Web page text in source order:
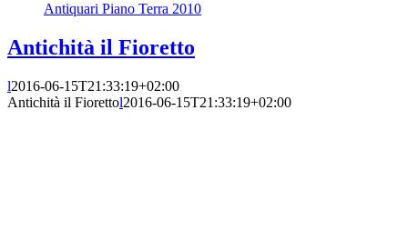
Antiquari Piano Terra 2010
Antichità il Fioretto
l2016-06-15T21:33:19+02:00
Antichità il Fiorettol2016-06-15T21:33:19+02:00